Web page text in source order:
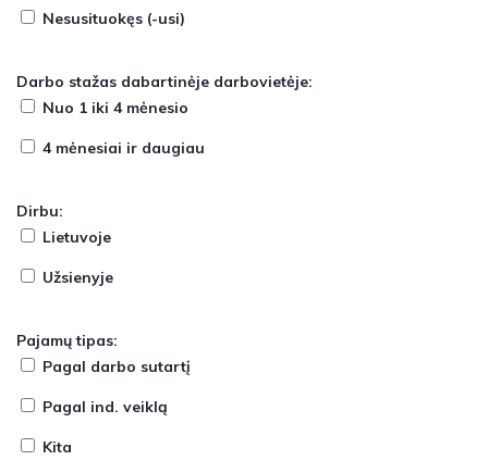
Nesusituokęs (-usi)
Darbo stažas dabartinėje darbovietėje:
Nuo 1 iki 4 mėnesio
4 mėnesiai ir daugiau
Dirbu:
Lietuvoje
Užsienyje
Pajamų tipas:
Pagal darbo sutartį
Pagal ind. veiklą
Kita